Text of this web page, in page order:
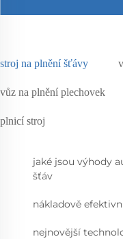
stroj na plnění šťávy
vůz na plnění plechovek
plnicí stroj
jaké jsou výhody
šťáv
nákladově
nejnovější